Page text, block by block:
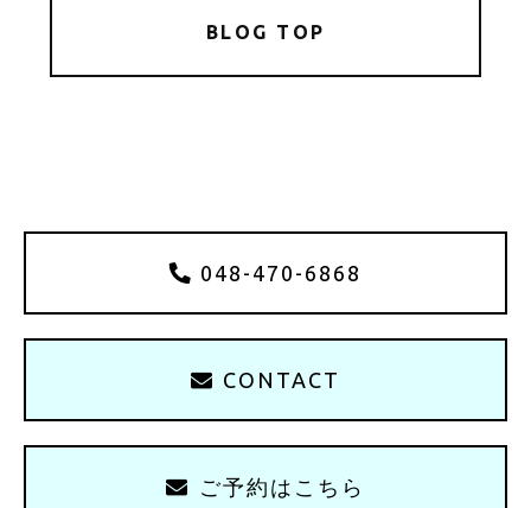
BLOG TOP
048-470-6868
CONTACT
ご予約はこちら